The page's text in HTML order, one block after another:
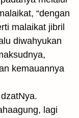
“dengan
malaikat jibril
diwahyukan
kemauannya
lagi